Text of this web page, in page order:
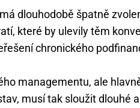
dlouhodobě špatně
které by ulevily těm
chronického
managementu, ale
musí tak sloužit dlouhé